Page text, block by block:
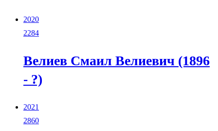
2020
2284
Велиев Смаил Велиевич (1896
- ?)
2021
2860